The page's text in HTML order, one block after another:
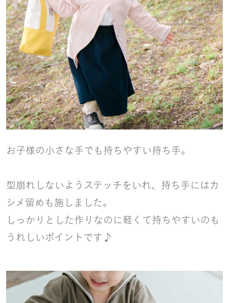
お子様の小さな手でも持ちやすい持ち手。
型崩れしないようステッチをいれ、持ち手にはカ
シメ留めも施しました。
しっかりとした作りなのに軽くて持ちやすいのも
うれしいポイントです♪